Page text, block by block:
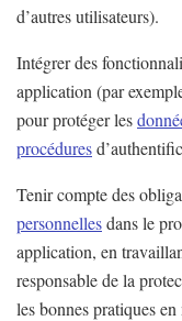
d’autres utilisateurs).
Intégrer des
application (par
pour protéger les
procédures
Tenir compte des
personnellesdans le
application, en
responsable de la
les bonnes pratiques